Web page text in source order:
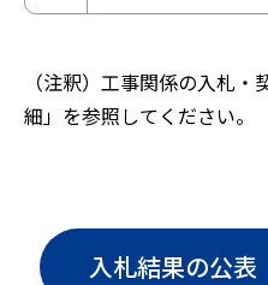
（注釈）工事関係の入札
細」を参照してください。
入札結果の公表